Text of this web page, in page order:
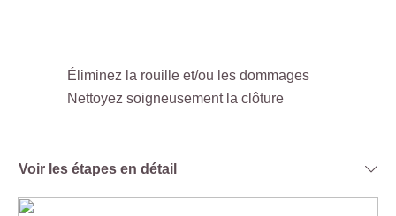
Éliminez la rouille et/ou les dommages
Nettoyez soigneusement la clôture
Voir les étapes en détail